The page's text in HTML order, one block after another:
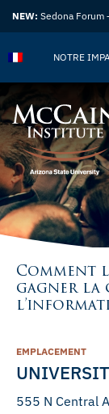
NEW: Sedona Forum
NOTRE
Comment
gagner la
EMPLACEMENT
555 N Central